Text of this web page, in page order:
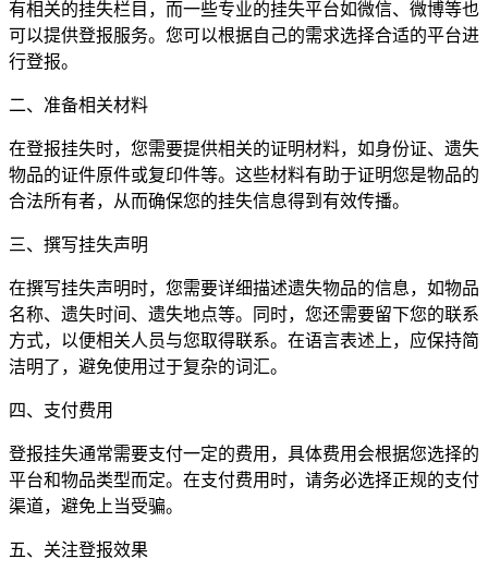
有相关的挂失栏目，而一些专业的挂失平台如微信、微博等也
可以提供登报服务。您可以根据自己的需求选择合适的平台进
行登报。
二、准备相关材料
在登报挂失时，您需要提供相关的证明材料，如身份证、遗失
物品的证件原件或复印件等。这些材料有助于证明您是物品的
合法所有者，从而确保您的挂失信息得到有效传播。
三、撰写挂失声明
在撰写挂失声明时，您需要详细描述遗失物品的信息，如物品
名称、遗失时间、遗失地点等。同时，您还需要留下您的联系
方式，以便相关人员与您取得联系。在语言表述上，应保持简
洁明了，避免使用过于复杂的词汇。
四、支付费用
登报挂失通常需要支付一定的费用，具体费用会根据您选择的
平台和物品类型而定。在支付费用时，请务必选择正规的支付
渠道，避免上当受骗。
五、关注登报效果